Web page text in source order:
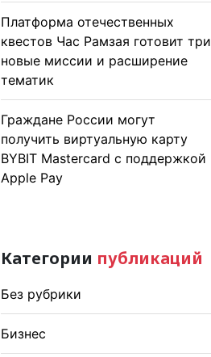
Платформа отечественных
квестов Час Рамзая готовит три
новые миссии и расширение
тематик
Граждане России могут
получить виртуальную карту
BYBIT Mastercard с поддержкой
Apple Pay
Категории публикаций
Без рубрики
Бизнес